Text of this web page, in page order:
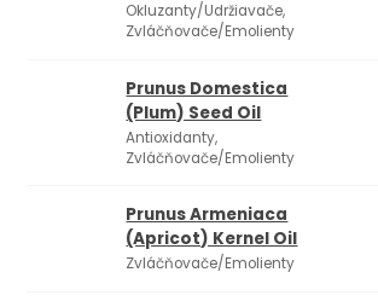
Okluzanty/Udržiavače,
Zvláčňovače/Emolienty
Prunus Domestica
(Plum) Seed Oil
Antioxidanty,
Zvláčňovače/Emolienty
Prunus Armeniaca
(Apricot) Kernel Oil
Zvláčňovače/Emolienty